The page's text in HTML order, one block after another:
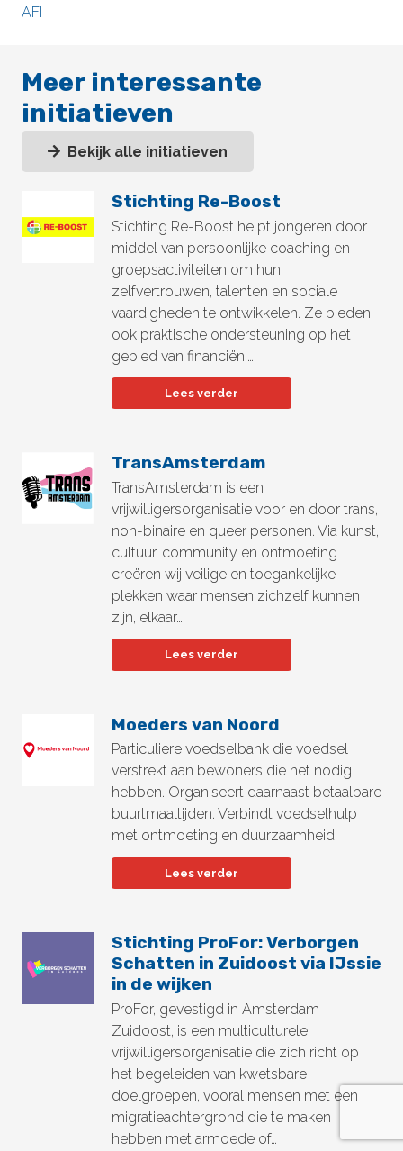
AFI
Meer interessante
initiatieven
Bekijk alle initiatieven
Stichting Re-Boost
Stichting Re-Boost helpt jongeren door
middel van persoonlijke coaching en
groepsactiviteiten om hun
zelfvertrouwen, talenten en sociale
vaardigheden te ontwikkelen. Ze bieden
ook praktische ondersteuning op het
gebied van financiën,…
Lees verder
TransAmsterdam
TransAmsterdam is een
vrijwilligersorganisatie voor en door trans,
non-binaire en queer personen. Via kunst,
cultuur, community en ontmoeting
creëren wij veilige en toegankelijke
plekken waar mensen zichzelf kunnen
zijn, elkaar…
Lees verder
Moeders van Noord
Particuliere voedselbank die voedsel
verstrekt aan bewoners die het nodig
hebben. Organiseert daarnaast betaalbare
buurtmaaltijden. Verbindt voedselhulp
met ontmoeting en duurzaamheid.
Lees verder
Stichting ProFor: Verborgen
Schatten in Zuidoost via IJssie
in de wijken
ProFor, gevestigd in Amsterdam
Zuidoost, is een multiculturele
vrijwilligersorganisatie die zich richt op
het begeleiden van kwetsbare
doelgroepen, vooral mensen met een
migratieachtergrond die te maken
hebben met armoede of…